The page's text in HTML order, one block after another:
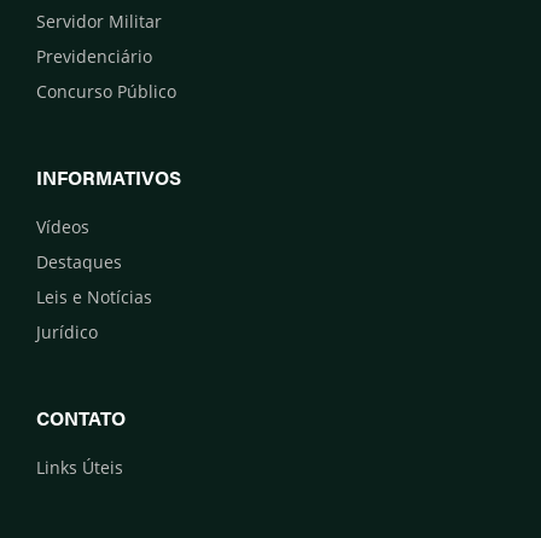
Servidor Militar
Previdenciário
Concurso Público
INFORMATIVOS
Vídeos
Destaques
Leis e Notícias
Jurídico
CONTATO
Links Úteis